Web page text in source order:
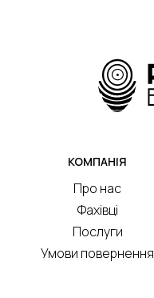
КОМПАНІЯ
Про нас
Фахівці
Послуги
Умови повернення